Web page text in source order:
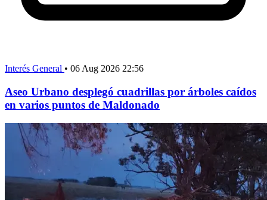
Interés General • 06 Aug 2026 22:56
Aseo Urbano desplegó cuadrillas por árboles caídos
en varios puntos de Maldonado